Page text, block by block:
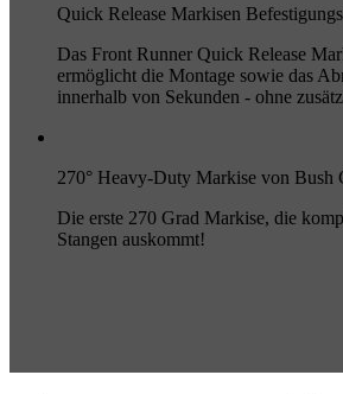
Quick Release Markisen
Das Front Runner Quick Release
ermöglicht die Montage sowie das
innerhalb von Sekunden - ohne
270° Heavy-Duty Markise von Bush
Die erste 270 Grad Markise, die
Stangen auskommt!